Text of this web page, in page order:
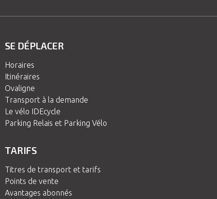
SE DÉPLACER
Horaires
Itinéraires
Ovaligne
Transport à la demande
Le vélo IDEcycle
Parking Relais et Parking Vélo
TARIFS
Titres de transport et tarifs
Points de vente
Avantages abonnés